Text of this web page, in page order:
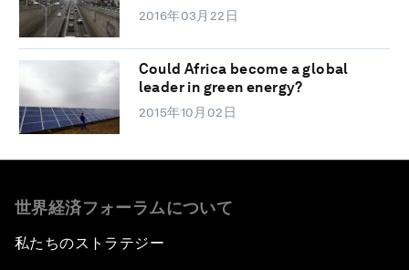
2016年03月22日
Could Africa become a global
leader in green energy?
2015年10月02日
世界経済フォーラムについて
私たちのストラテジー